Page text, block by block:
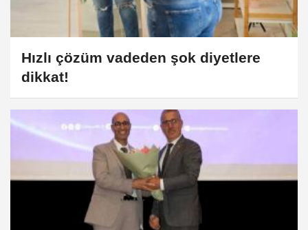
Hızlı çözüm vadeden şok diyetlere
dikkat!